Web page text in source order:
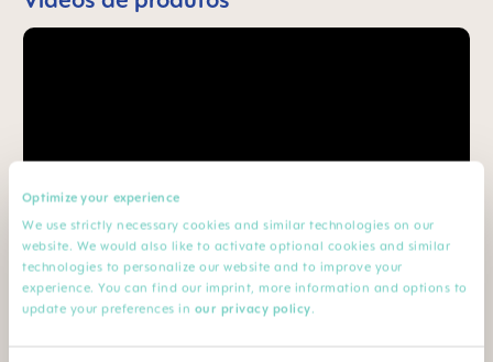
Optimize your experience
We use strictly necessary cookies and similar technologies on our
website. We would also like to activate optional cookies and similar
technologies to personalize our website and to improve your
experience. You can find our imprint, more information and options to
update your preferences in our privacy policy.